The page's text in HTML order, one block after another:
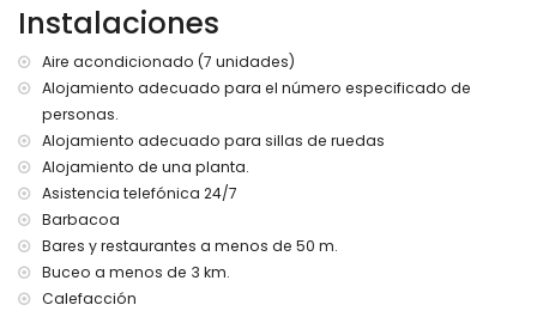
playa más cercana: Cala Barraca, Jávea (a menos de 2
kilómetros de la villa)
puerto más cercano: Duanes del Mar, Jávea (a menos de 5
kilómetros de la villa)
parque más cercano: La Guardia, Jávea (a menos de 3
kilómetros de la villa)
aeropuerto más cercano: Alicante (a menos de 100
kilómetros de la villa)
segundo aeropuerto más cercano: Valencia (> 100
kilómetros)
consulte si se permiten mascotas
alojamiento accesible para sillas de ruedas
El alojamiento es muy adecuado para familias con niños
Instalaciones
Aire acondicionado (7 unidades)
Alojamiento adecuado para el número especificado de
personas.
Alojamiento adecuado para sillas de ruedas
Alojamiento de una planta.
Asistencia telefónica 24/7
Barbacoa
Bares y restaurantes a menos de 50 m.
Buceo a menos de 3 km.
Calefacción